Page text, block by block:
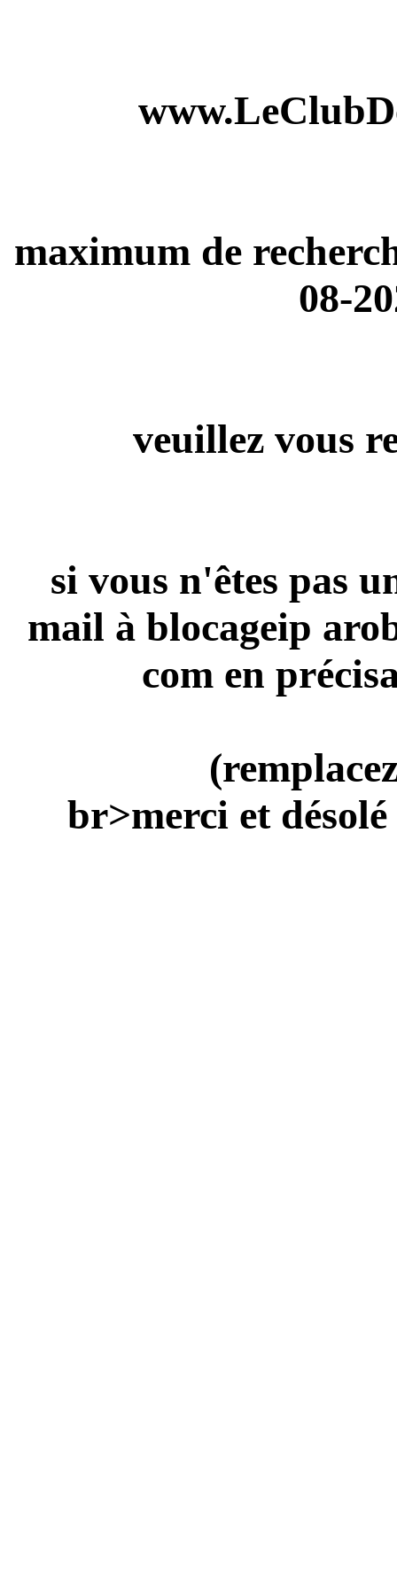
maximum de
08-
veuillez vous
si vous n'êtes pas
mail à blocageip
com en
br>merci et